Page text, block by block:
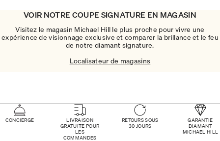
VOIR NOTRE COUPE SIGNATURE EN MAGASIN
Visitez le magasin Michael Hill le plus proche pour vivre une
expérience de visionnage exclusive et comparer la brillance et le feu
de notre diamant signature.
Localisateur de magasins
CONCIERGE
LIVRAISON
GRATUITE POUR
LES
COMMANDES
RETOURS SOUS
30 JOURS
GARANTIE
DIAMANT
MICHAEL HILL